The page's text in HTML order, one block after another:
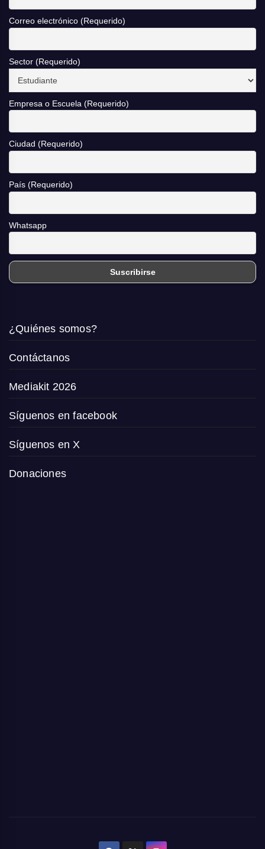
Correo electrónico (Requerido)
Sector (Requerido)
Empresa o Escuela (Requerido)
Ciudad (Requerido)
País (Requerido)
Whatsapp
¿Quiénes somos?
Contáctanos
Mediakit 2026
Síguenos en facebook
Síguenos en X
Donaciones